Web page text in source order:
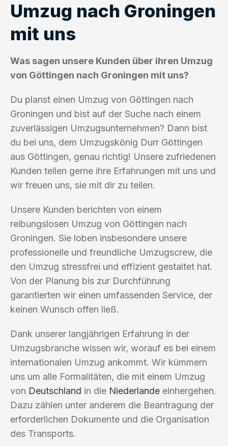
Umzug nach Groningen
mit uns
Was sagen unsere Kunden über ihren Umzug
von Göttingen nach Groningen mit uns?
Du planst einen Umzug von Göttingen nach
Groningen und bist auf der Suche nach einem
zuverlässigen Umzugsunternehmen? Dann bist
du bei uns, dem Umzugskönig Durr Göttingen
aus Göttingen, genau richtig! Unsere zufriedenen
Kunden teilen gerne ihre Erfahrungen mit uns und
wir freuen uns, sie mit dir zu teilen.
Unsere Kunden berichten von einem
reibungslosen Umzug von Göttingen nach
Groningen. Sie loben insbesondere unsere
professionelle und freundliche Umzugscrew, die
den Umzug stressfrei und effizient gestaltet hat.
Von der Planung bis zur Durchführung
garantierten wir einen umfassenden Service, der
keinen Wunsch offen ließ.
Dank unserer langjährigen Erfahrung in der
Umzugsbranche wissen wir, worauf es bei einem
internationalen Umzug ankommt. Wir kümmern
uns um alle Formalitäten, die mit einem Umzug
von Deutschland in die Niederlande einhergehen.
Dazu zählen unter anderem die Beantragung der
erforderlichen Dokumente und die Organisation
des Transports.